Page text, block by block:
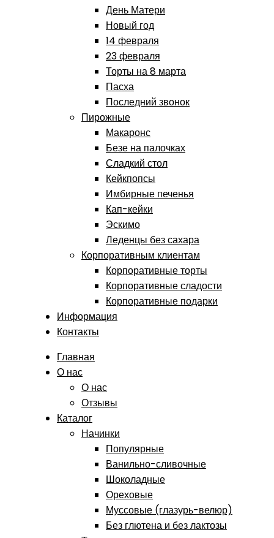
День Матери
Новый год
14 февраля
23 февраля
Торты на 8 марта
Пасха
Последний звонок
Пирожные
Макаронс
Безе на палочках
Сладкий стол
Кейкпопсы
Имбирные печенья
Кап-кейки
Эскимо
Леденцы без сахара
Корпоративным клиентам
Корпоративные торты
Корпоративные сладости
Корпоративные подарки
Информация
Контакты
Главная
О нас
О нас
Отзывы
Каталог
Начинки
Популярные
Ванильно-сливочные
Шоколадные
Ореховые
Муссовые (глазурь-велюр)
Без глютена и без лактозы